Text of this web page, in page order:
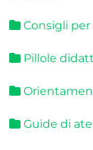
Consigli
Pillole
Guide di